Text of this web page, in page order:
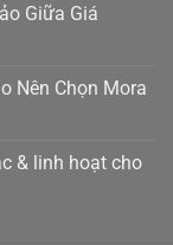
Giữa Giá
Nên Chọn Mora
& linh hoạt cho